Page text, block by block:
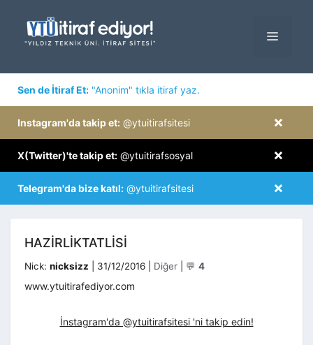
MENÜ
Sen de İtiraf Et: "Anonim" tıkla itiraf yaz.
×
Instagram'da takip et: @ytuitirafsitesi
×
X(Twitter)'te takip et: @ytuitirafsosyal
×
Telegram'da bize katıl: @ytuitirafsitesi
HAZIRLIKTATLISI
Nick: nicksizz 31/12/2016 Kategoriler
Diğer 💬 4
www.ytuitirafediyor.com
İnstagram'da @ytuitirafsitesi 'ni takip edin!